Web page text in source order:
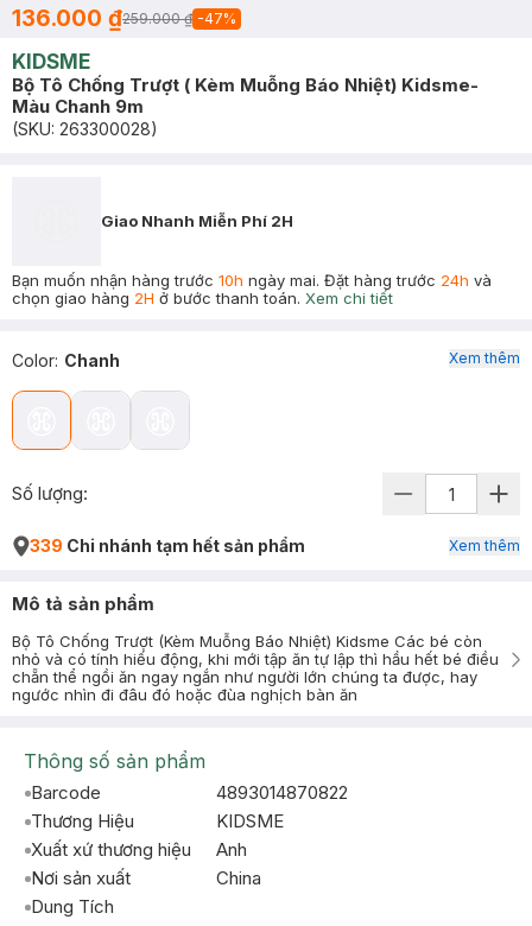
136.000 ₫259.000 ₫ -47%
KIDSME
Bộ Tô Chống Trượt ( Kèm Muỗng Báo Nhiệt) Kidsme-
Màu Chanh 9m
(SKU: 263300028)
Giao Nhanh Miễn Phí 2H
Bạn muốn nhận hàng trước 10h ngày mai. Đặt hàng trước 24h và
chọn giao hàng 2H ở bước thanh toán. Xem chi tiết
Color: Chanh Xem thêm
Số lượng:
339 Chi nhánh tạm hết sản phẩm Xem thêm
Mô tả sản phẩm
Bộ Tô Chống Trượt (Kèm Muỗng Báo Nhiệt) Kidsme Các bé còn
nhỏ và có tính hiếu động, khi mới tập ăn tự lập thì hầu hết bé điều
chẵn thể ngồi ăn ngay ngắn như người lớn chúng ta được, hay
ngước nhìn đi đâu đó hoặc đùa nghịch bàn ăn
Thông số sản phẩm
Barcode
4893014870822
Thương Hiệu
KIDSME
Xuất xứ thương hiệu
Anh
Nơi sản xuất
China
Dung Tích